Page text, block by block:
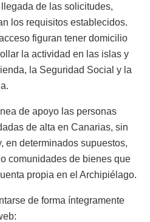
de las solicitudes,
los requisitos establecidos.
figuran tener domicilio
la actividad en las islas y
la Seguridad Social y la
de apoyo las personas
de alta en Canarias, sin
en determinados supuestos,
comunidades de bienes que
propia en el Archipiélago.
de forma íntegramente